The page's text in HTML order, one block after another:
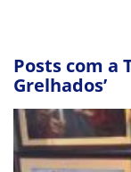
Posts com a
Grelhados’